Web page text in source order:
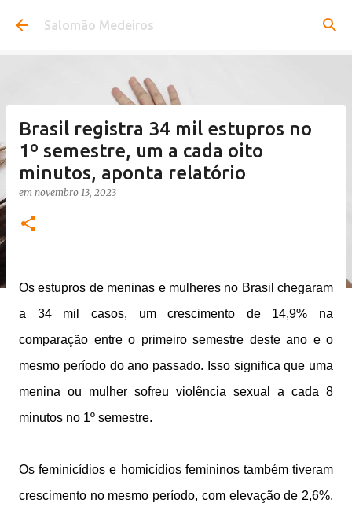
Pular para o conteúdo principal
Salomão Medeiros
Brasil registra 34 mil estupros no
1º semestre, um a cada oito
minutos, aponta relatório
em novembro 13, 2023
Os estupros de meninas e mulheres no Brasil chegaram
a 34 mil casos, um crescimento de 14,9% na
comparação entre o primeiro semestre deste ano e o
mesmo período do ano passado. Isso significa que uma
menina ou mulher sofreu violência sexual a cada 8
minutos no 1º semestre.
Os feminicídios e homicídios femininos também tiveram
crescimento no mesmo período, com elevação de 2,6%.